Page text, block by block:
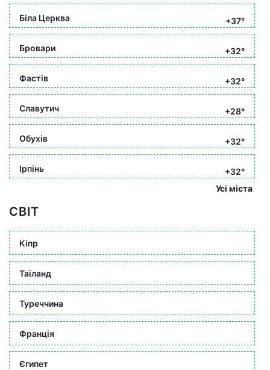
Біла Церква +37°
Бровари +32°
Фастів +32°
Славутич +28°
Обухів +32°
Ірпінь
+32°
Усі міста
СВІТ
Кіпр
Таїланд
Туреччина
Франція
Єгипет